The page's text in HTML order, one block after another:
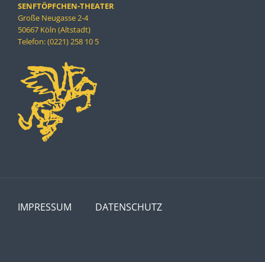
SENFTÖPFCHEN-THEATER
Große Neugasse 2-4
50667 Köln (Altstadt)
Telefon: (0221) 258 10 5
IMPRESSUM DATENSCHUTZ